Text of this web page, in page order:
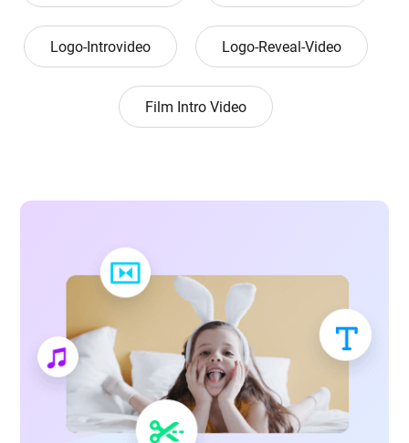
Logo-Introvideo Logo-Reveal-Video
Film Intro Video